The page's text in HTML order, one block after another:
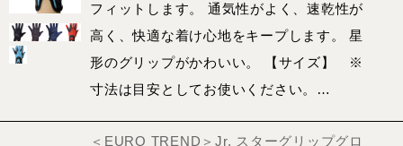
フィットします。 通気性がよく、速乾性が
高く、快適な着け心地をキープします。 星
形のグリップがかわいい。 【サイズ】 ※
寸法は目安としてお使いください。…
＜EURO TREND＞Jr. スターグリップグロ